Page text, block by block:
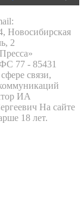
Новосибирская
2
77 - 85431
связи,
ИА
На сайте
18 лет.